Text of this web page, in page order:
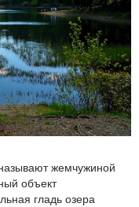
жемчужиной
объект
гладь озера